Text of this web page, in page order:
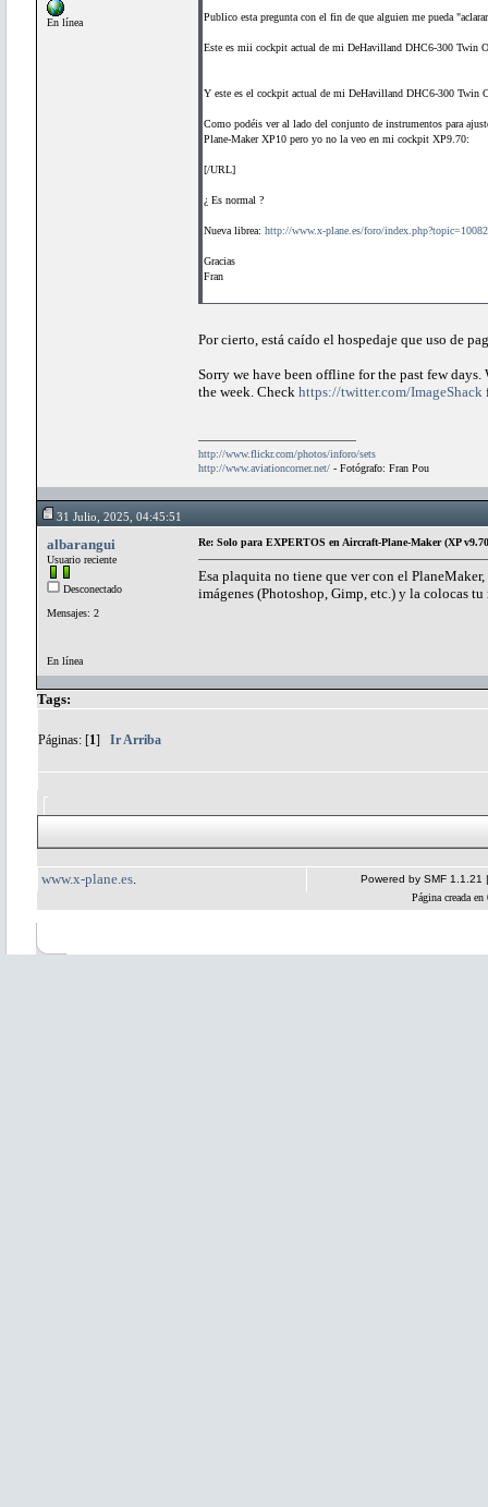
En línea Publico esta pregunta con el fin de que alguien me pueda
Este es mii cockpit actual de mi DeHavilland DHC6-300 Twin
Y este es el cockpit actual de mi DeHavilland DHC6-300 Twin
Como podéis ver al lado del conjunto de instrumentos para
Plane-Maker XP10 pero yo no la veo en mi cockpit XP9.70:
[/URL]
¿ Es normal ?
Nueva librea: http://www.x-plane.es/foro/
Gracias
Fran
Por cierto, está caído el hospedaje que uso de
Sorry we have been offline for the past few
the week. Check https://twitter.com/ImageShack
http://www.flickr.com/photos/inforo/sets
http://www.aviationcorner.net/ - Fotógrafo: Fran Pou
31 Julio, 2025, 04:45:51
albarangui
Usuario reciente
Desconectado
Mensajes: 2
En línea
Re: Solo para EXPERTOS en Aircraft-Plane-Maker (XP
Esa plaquita no tiene que ver con el
imágenes (Photoshop, Gimp, etc.) y la colocas
Tags:
Páginas: [1] Ir Arriba
www.x-plane.es Powered by SMF 1.1.21
Página creada